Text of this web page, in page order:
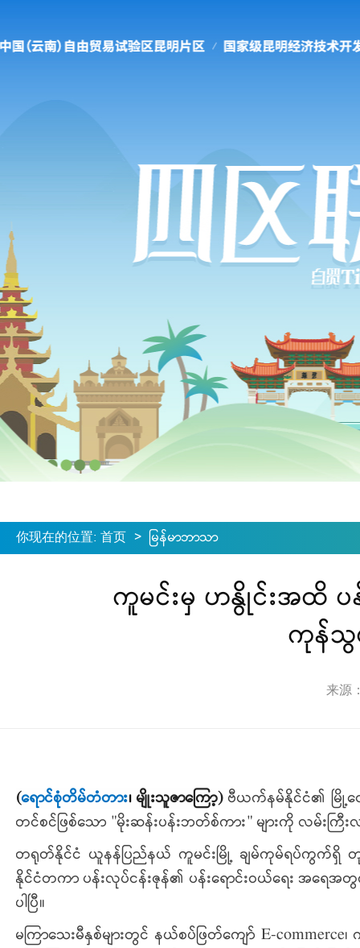
你现在的位置: 首页 > မြန်မာဘာသာ
ကူမင်းမှ ဟနွိုင်းအထိ ပ
ကုန်သွ
来源
(ရောင်စုံတိမ်တံတား၊ မျိုးသူဇာကြော့) ဗီယက်နမ်နိုင်ငံ၏ မြို့တ
တင်စင်ဖြစ်သော "မိုးဆန်းပန်းဘတ်စ်ကား" များကို လမ်းက
တရုတ်နိုင်ငံ ယူနန်ပြည်နယ် ကူမင်းမြို့ ချမ်ကုမ်ရပ်ကွက်ရှိ တု
နိုင်ငံတကာ ပန်းလုပ်ငန်းဇုန်၏ ပန်းရောင်းဝယ်ရေး အရ
ပါပြီ။
မကြာသေးမီနှစ်များတွင် နယ်စပ်ဖြတ်ကျော် E-